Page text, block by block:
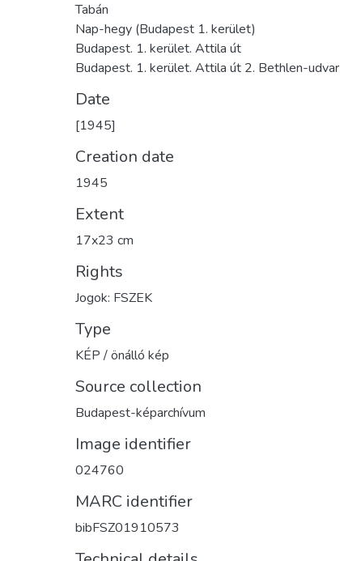
Tabán
Nap-hegy (Budapest 1. kerület)
Budapest. 1. kerület. Attila út
Budapest. 1. kerület. Attila út 2. Bethlen-udvar
Date
[1945]
Creation date
1945
Extent
17x23 cm
Rights
Jogok: FSZEK
Type
KÉP / önálló kép
Source collection
Budapest-képarchívum
Image identifier
024760
MARC identifier
bibFSZ01910573